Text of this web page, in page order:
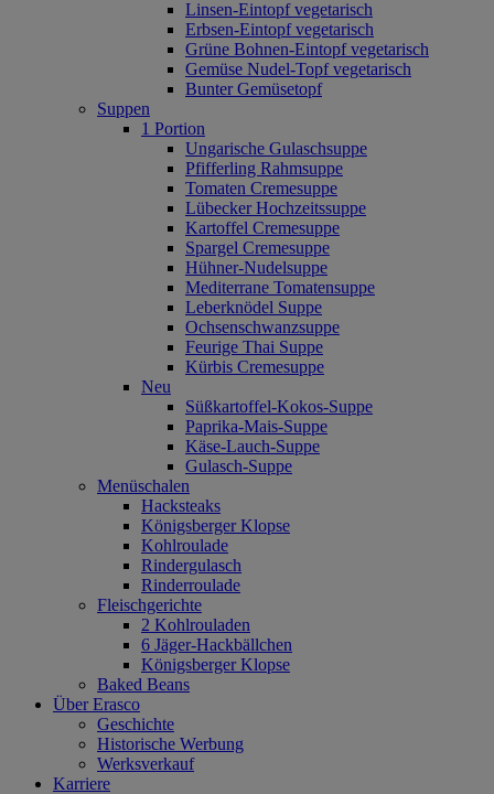
Linsen-Eintopf vegetarisch
Erbsen-Eintopf vegetarisch
Grüne Bohnen-Eintopf vegetarisch
Gemüse Nudel-Topf vegetarisch
Bunter Gemüsetopf
Suppen
1 Portion
Ungarische Gulaschsuppe
Pfifferling Rahmsuppe
Tomaten Cremesuppe
Lübecker Hochzeitssuppe
Kartoffel Cremesuppe
Spargel Cremesuppe
Hühner-Nudelsuppe
Mediterrane Tomatensuppe
Leberknödel Suppe
Ochsenschwanzsuppe
Feurige Thai Suppe
Kürbis Cremesuppe
Neu
Süßkartoffel‐Kokos‐Suppe
Paprika‐Mais‐Suppe
Käse‐Lauch‐Suppe
Gulasch‐Suppe
Menüschalen
Hacksteaks
Königsberger Klopse
Kohlroulade
Rindergulasch
Rinderroulade
Fleischgerichte
2 Kohlrouladen
6 Jäger-Hackbällchen
Königsberger Klopse
Baked Beans
Über Erasco
Geschichte
Historische Werbung
Werksverkauf
Karriere